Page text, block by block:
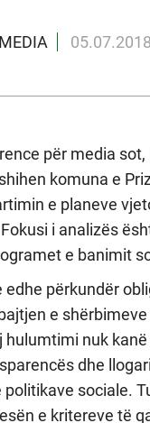
05.07.2018
për media
komuna e
e planeve
i analizës
e banimit
përkundër
e
nuk
dhe
sociale.
e kritereve të